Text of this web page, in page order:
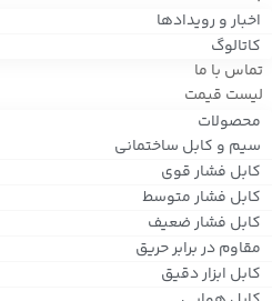
اخبار و رویدادها
کاتالوگ
تماس با ما
لیست قیمت
محصولات
سیم و کابل ساختمانی
کابل فشار قوی
کابل فشار متوسط
کابل فشار ضعیف
مقاوم در برابر حریق
کابل ابزار دقیق